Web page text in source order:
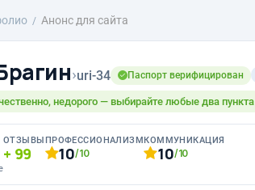
Анонс для сайта
›uri-34 Паспорт верифицирован
недорого — выбирайте любые два пункта
ОТЗЫВЫ
99
ПРОФЕССИОНАЛИЗМ
10/10
КОММУНИКАЦИЯ
10/10